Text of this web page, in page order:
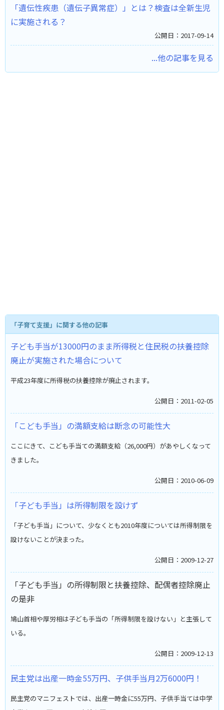
「遺伝性疾患（遺伝子異常症）」とは？検査は全新生児
に実施される？
公開日：2017-09-14
...他の記事を見る
「子育て支援」に関する他の記事
子ども手当が13000円のまま所得税と住民税の扶養控除
廃止が実施された場合について
平成23年度に所得税の扶養控除が廃止されます。
公開日：2011-02-05
「こども手当」の満額支給は断念の可能性大
ここにきて、こども手当ての満額支給（26,000円）があやしくなって
きました。
公開日：2010-06-09
「子ども手当」は所得制限を設けず
「子ども手当」について、少なくとも2010年度については所得制限を
設けないことが決まった。
公開日：2009-12-27
「子ども手当」の所得制限と扶養控除、配偶者控除廃止
の是非
鳩山首相や厚労相は子ども手当の「所得制限を設けない」と主張して
いる。
公開日：2009-12-13
民主党は出産一時金55万円、子供手当月2万6000円！
民主党のマニフェストでは、出産一時金に55万円、子供手当ては中学